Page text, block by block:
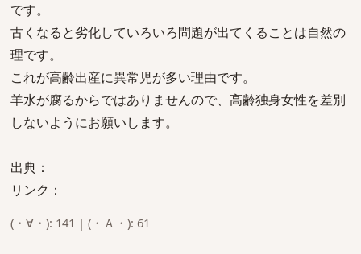
です。
古くなると劣化していろいろ問題が出てくることは自然の
理です。
これが高齢出産に異常児が多い理由です。
羊水が腐るからではありませんので、高齢独身女性を差別
しないようにお願いします。
出典：
リンク：
(・∀・): 141 | (・Ａ・): 61